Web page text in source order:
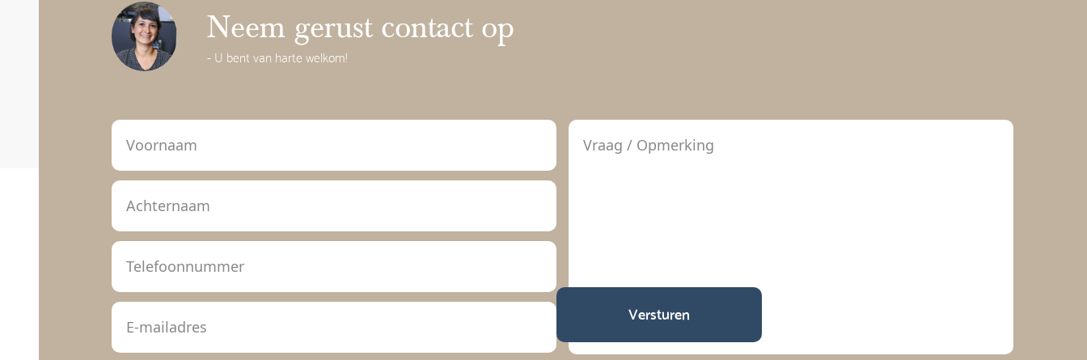
Neem gerust contact op
- U bent van harte welkom!
Versturen